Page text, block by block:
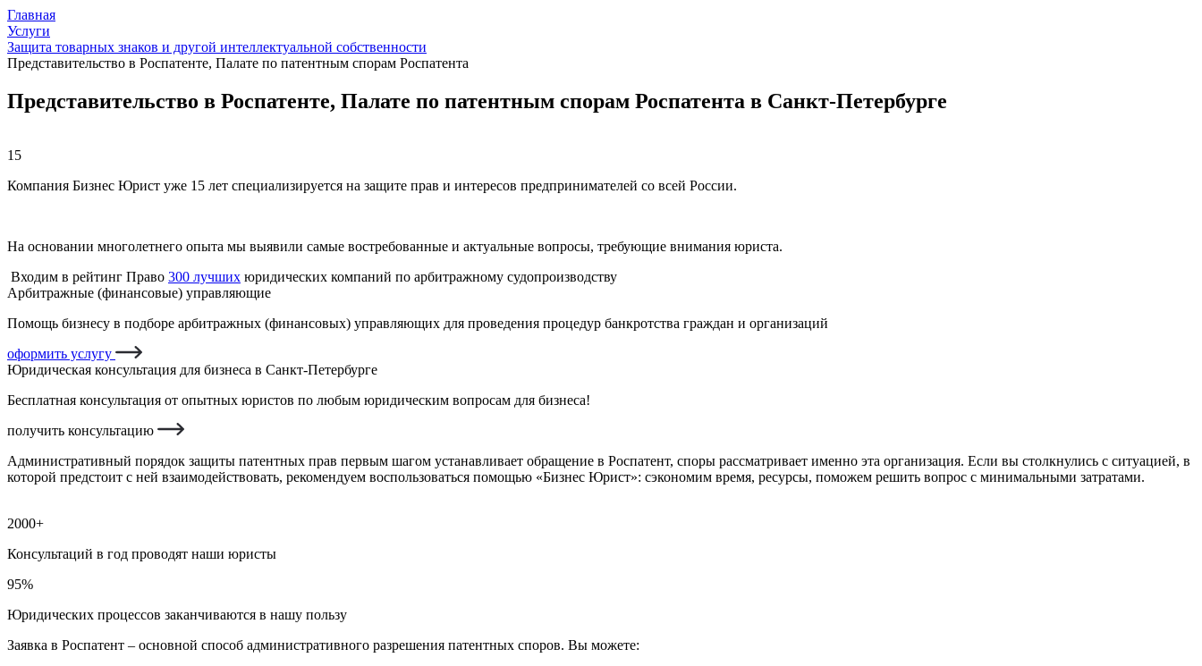
Главная
Услуги
Защита товарных знаков и другой интеллектуальной собственности
Представительство в Роспатенте, Палате по патентным спорам Роспатента
Представительство в Роспатенте, Палате по патентным спорам Роспатента в Санкт-Петербурге
15
Компания Бизнес Юрист уже 15 лет специализируется на защите прав и интересов предпринимателей со всей России.
На основании многолетнего опыта мы выявили самые востребованные и актуальные вопросы, требующие внимания юриста.
Входим в рейтинг Право 300 лучших юридических компаний по арбитражному судопроизводству
Арбитражные (финансовые) управляющие
Помощь бизнесу в подборе арбитражных (финансовых) управляющих для проведения процедур банкротства граждан и организаций
оформить услугу
Юридическая консультация для бизнеса в Санкт-Петербурге
Бесплатная консультация от опытных юристов по любым юридическим вопросам для бизнеса!
получить консультацию
Административный порядок защиты патентных прав первым шагом устанавливает обращение в Роспатент, споры рассматривает именно эта организация. Если вы столкнулись с ситуацией, в
которой предстоит с ней взаимодействовать, рекомендуем воспользоваться помощью «Бизнес Юрист»: сэкономим время, ресурсы, поможем решить вопрос с минимальными затратами.
2000+
Консультаций в год проводят наши юристы
95%
Юридических процессов заканчиваются в нашу пользу
Заявка в Роспатент – основной способ административного разрешения патентных споров. Вы можете: